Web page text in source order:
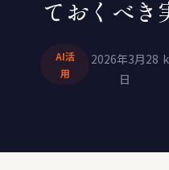
ておくべき
AI活
用
2026年3月28
日